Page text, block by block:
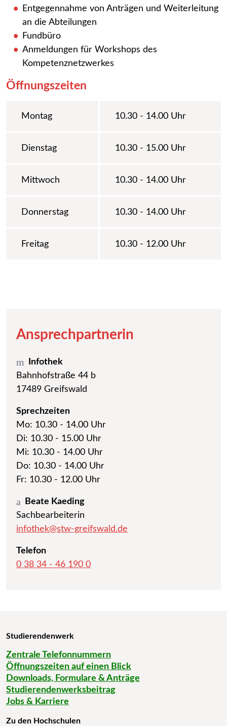
Entgegennahme von Anträgen und Weiterleitung
an die Abteilungen
Fundbüro
Anmeldungen für Workshops des
Kompetenznetzwerkes
Öffnungszeiten
Montag 10.30 - 14.00 Uhr
Dienstag 10.30 - 15.00 Uhr
Mittwoch 10.30 - 14.00 Uhr
Donnerstag 10.30 - 14.00 Uhr
Freitag 10.30 - 12.00 Uhr
Ansprechpartnerin
Infothek
Bahnhofstraße 44 b
17489 Greifswald
Sprechzeiten
Mo: 10.30 - 14.00 Uhr
Di: 10.30 - 15.00 Uhr
Mi: 10.30 - 14.00 Uhr
Do: 10.30 - 14.00 Uhr
Fr: 10.30 - 12.00 Uhr
Beate Kaeding
Sachbearbeiterin
infothek
stw-greifswald de
Telefon
0 38 34 - 46 190 0
Studierendenwerk
Zentrale Telefonnummern
Öffnungszeiten auf einen Blick
Downloads, Formulare & Anträge
Studierendenwerksbeitrag
Jobs & Karriere
Zu den Hochschulen